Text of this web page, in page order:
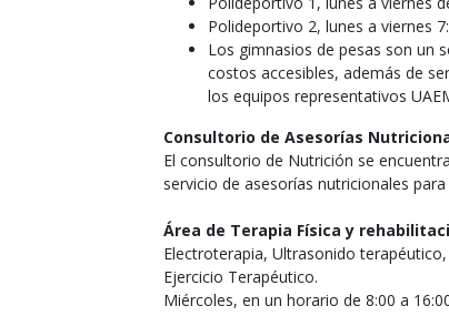
Polideportivo 2, lunes a viernes
Los gimnasios de pesas son un
costos accesibles, además de
los equipos representativos
Consultorio de Asesorías
El consultorio de Nutrición se
servicio de asesorías nutricionales
Área de Terapia Física y
Electroterapia, Ultrasonido
Ejercicio Terapéutico.
Miércoles, en un horario de 8:00 a